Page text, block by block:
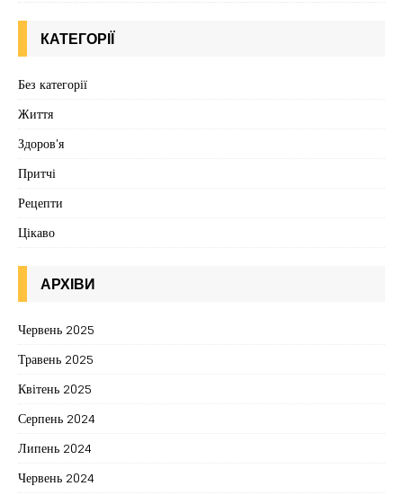
КАТЕГОРІЇ
Без категорії
Життя
Здоров'я
Притчі
Рецепти
Цікаво
АРХІВИ
Червень 2025
Травень 2025
Квітень 2025
Серпень 2024
Липень 2024
Червень 2024